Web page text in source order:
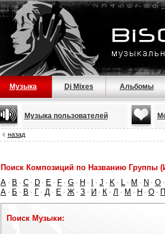
Музыка Dj Mixes Альбомы
Музыка пользователей
назад
Поиск Композиций по Названию Группы
A · B · C · D · E · F · G · H · · J · K · L · M · N · O ·
А · Б · В · Г · Д · Е · Ж · З · И · К · Л · М · Н · О · П
Поиск Музыки: